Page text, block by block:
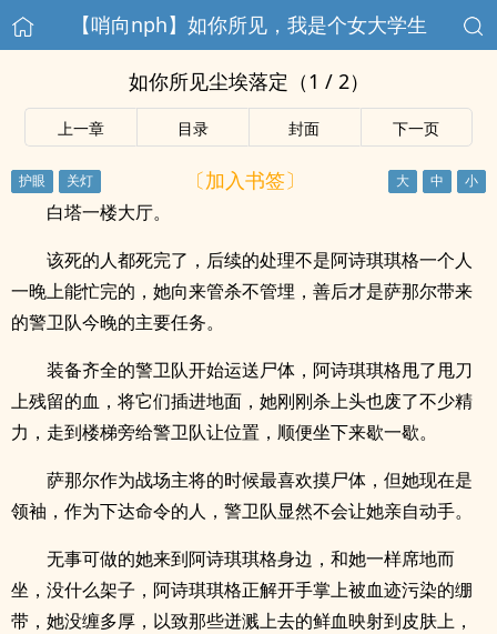
【哨向nph】如你所见，我是个女大学生
如你所见尘埃落定（1 / 2）
上一章 目录 封面 下一页
〔加入书签〕
白塔一楼大厅。
该死的人都死完了，后续的处理不是阿诗琪琪格一个人
一晚上能忙完的，她向来管杀不管埋，善后才是萨那尔带来
的警卫队今晚的主要任务。
装备齐全的警卫队开始运送尸体，阿诗琪琪格甩了甩刀
上残留的血，将它们插进地面，她刚刚杀上头也废了不少精
力，走到楼梯旁给警卫队让位置，顺便坐下来歇一歇。
萨那尔作为战场主将的时候最喜欢摸尸体，但她现在是
领袖，作为下达命令的人，警卫队显然不会让她亲自动手。
无事可做的她来到阿诗琪琪格身边，和她一样席地而
坐，没什么架子，阿诗琪琪格正解开手掌上被血迹污染的绷
带，她没缠多厚，以致那些迸溅上去的鲜血映射到皮肤上，